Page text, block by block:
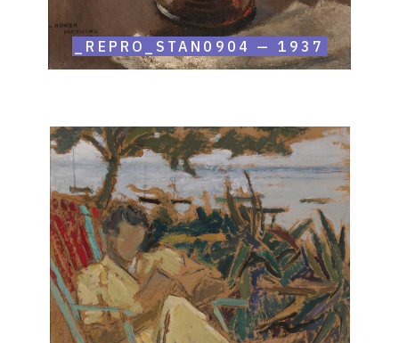
_REPRO_STAN0904 — 1937
Catalogue
raisonné,
Roger
Mathias,
Jacquets